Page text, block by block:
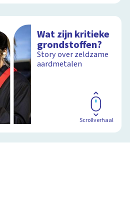
Wat zijn kritieke
grondstoffen?
Story over zeldzame
aardmetalen
Scrollverhaal